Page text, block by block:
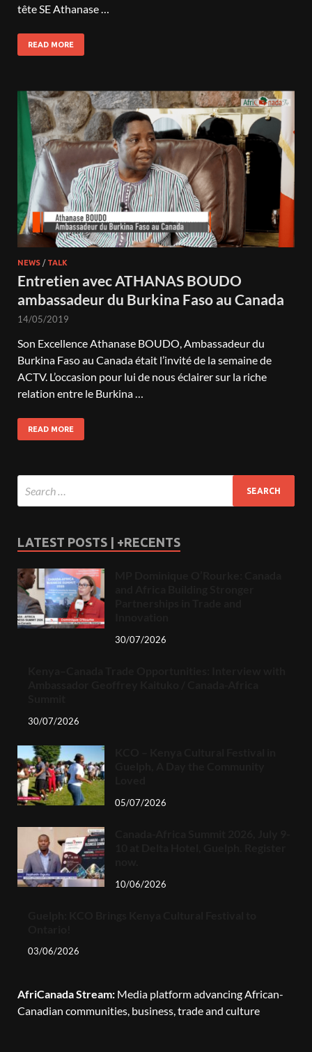
tête SE Athanase …
READ MORE
NEWS / TALK
Entretien avec ATHANAS BOUDO
ambassadeur du Burkina Faso au Canada
14/05/2019
Son Excellence Athanase BOUDO, Ambassadeur du
Burkina Faso au Canada était l’invité de la semaine de
ACTV. L’occasion pour lui de nous éclairer sur la riche
relation entre le Burkina …
READ MORE
LATEST POSTS | +RECENTS
30/07/2026
30/07/2026
05/07/2026
10/06/2026
03/06/2026
AfriCanada Stream: Media platform advancing African-
Canadian communities, business, trade and culture